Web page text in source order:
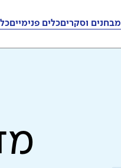
מבחנים וסקריםכלים פנימיים